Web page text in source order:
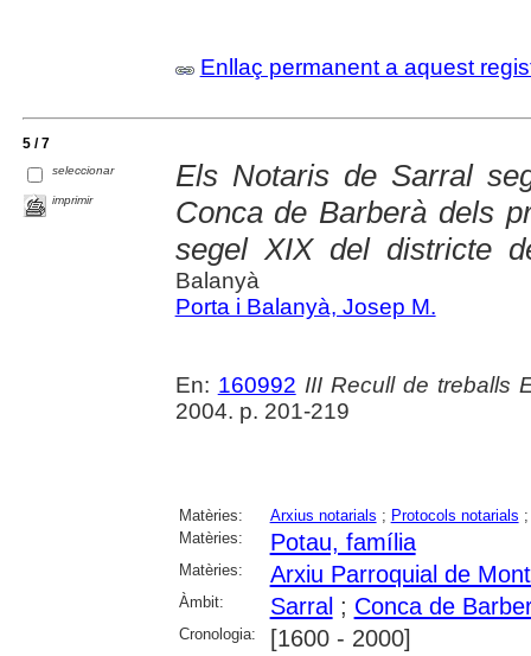
Enllaç permanent a aquest
5 / 7
seleccionar
imprimir
Els Notaris de Sarral
Conca de Barberà dels
segel XIX del districte
Balanyà
Porta i Balanyà, Josep M.
En: 160992 III Recull de treballs
2004. p. 201-219
Matèries: Arxius notarials ; Protocols notarials
Matèries:
Potau, família
Matèries: Arxiu Parroquial de
Àmbit: Sarral ; Conca de
Cronologia: [1600 - 2000]